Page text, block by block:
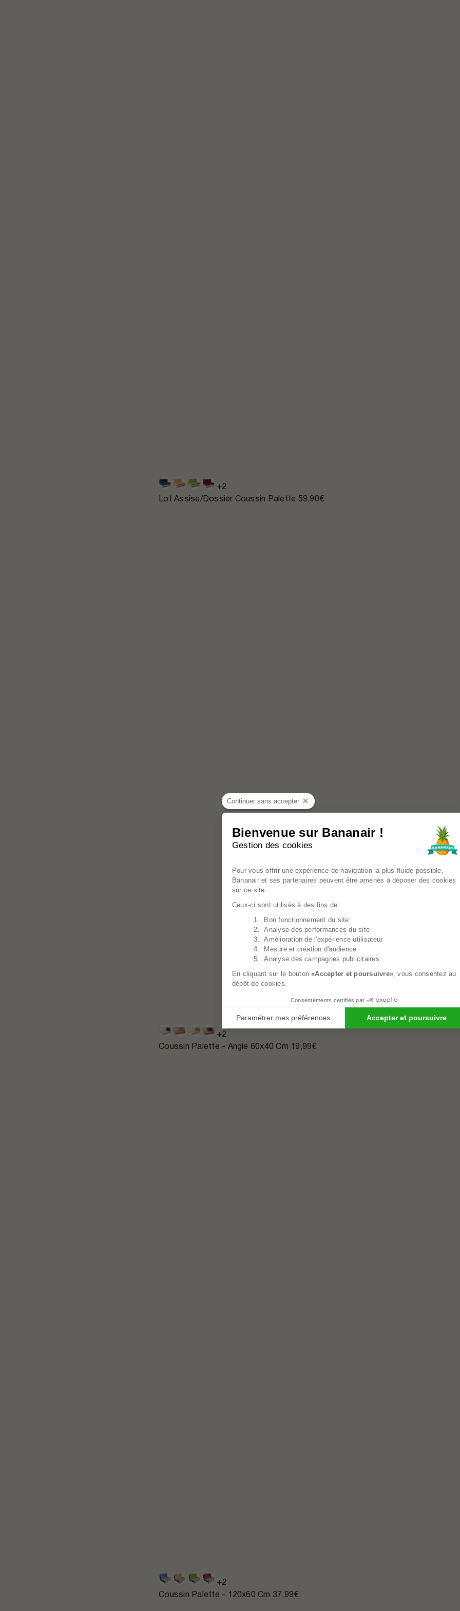
+2
Lot Assise/Dossier Coussin Palette 59,90€
+2
Coussin Palette - Angle 60x40 Cm
19,99€
+2
Coussin Palette - 120x60 Cm 37,99€
Continuer sans accepter
Bienvenue sur Bananair !
Gestion des cookies
Plateforme de Gestion du
Pour vous offrir une expérience de navigation la plus fluide possible,
Bananair et ses partenaires peuvent être amenés à déposer des cookies
sur ce site.
Ceux-ci sont utilisés à des fins de:
1. Bon fonctionnement du site
2. Analyse des performances du site
3. Amélioration de l'expérience utilisateur
4. Mesure et création d'audience
5. Analyse des campagnes publicitaires
En cliquant sur le bouton«Accepter et poursuivre» , vous consentez au
dépôt de cookies.
Consentements certifiés par
Paramétrer mes préférences Accepter et poursuivre
Axeptio consent